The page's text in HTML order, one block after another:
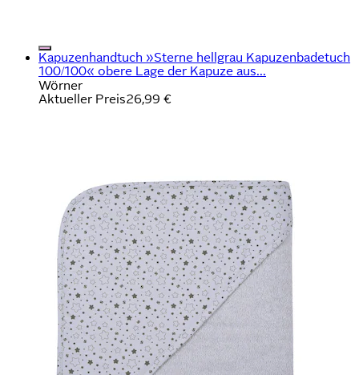
Kapuzenhandtuch »Sterne hellgrau Kapuzenbadetuch
100/100« obere Lage der Kapuze aus...
Wörner
Aktueller Preis26,99 €